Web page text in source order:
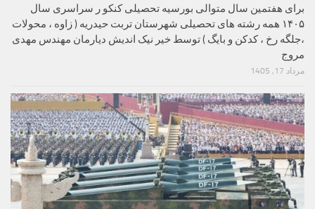
برای هفتمین سال متوالی بورسیه تحصیلی کنکو ر سراسری سال
۱۴۰۵ همه رشته های تحصیلی شهرستان تربت حیدریه ( زاوه ، محولات
،جلگه رخ ، کدکن و بایگ ) توسط خیر نیک اندیش دیارمان مهندس مهدی
مروج
مرداد 17, 1405